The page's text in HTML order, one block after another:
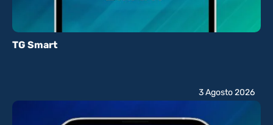
TG Smart
3 Agosto 2026